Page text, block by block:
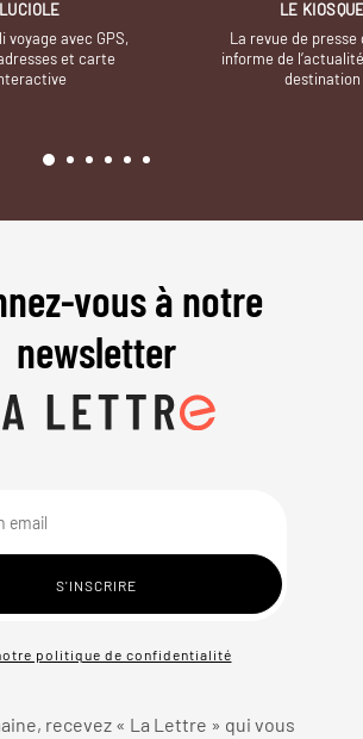
LUCIOLE
voyage avec GPS,
et carte
LE
La revue de presse
informe de
destination
vous à notre
newsletter
politique de confidentialité
recevez « La Lettre » qui vous